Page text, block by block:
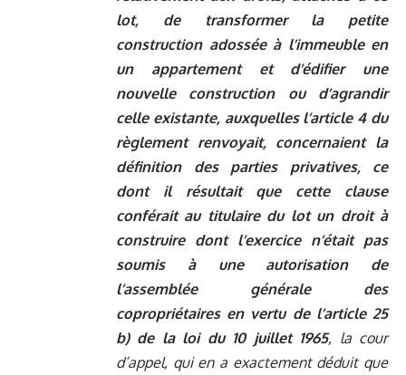
lot, de transformer la petite
construction adossée à l’immeuble en
un appartement et d’édifier une
nouvelle construction ou d’agrandir
celle existante, auxquelles l’article 4 du
règlement renvoyait, concernaient la
définition des parties privatives, ce
dont il résultait que cette clause
conférait au titulaire du lot un droit à
construire dont l’exercice n’était pas
soumis à une autorisation de
l’assemblée générale des
copropriétaires en vertu de l’article 25
b) de la loi du 10 juillet 1965, la cour
d’appel, qui en a exactement déduit que